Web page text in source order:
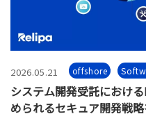
2026.05.21 offshore
システム開発受託におけ
められるセキュア開発戦